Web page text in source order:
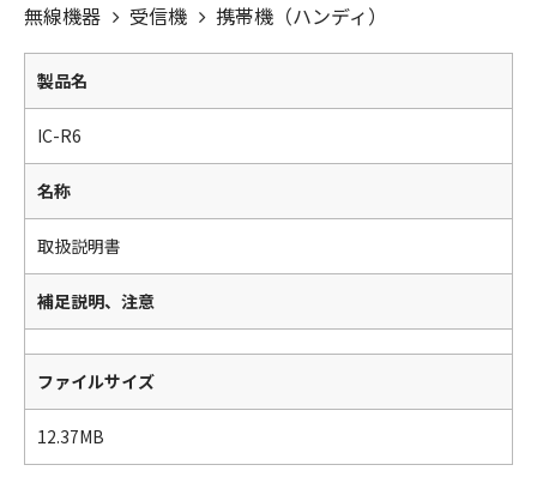
無線機器 受信機 携帯機（ハンディ）
製品名
IC-R6
名称
取扱説明書
補足説明、注意
ファイルサイズ
12.37MB